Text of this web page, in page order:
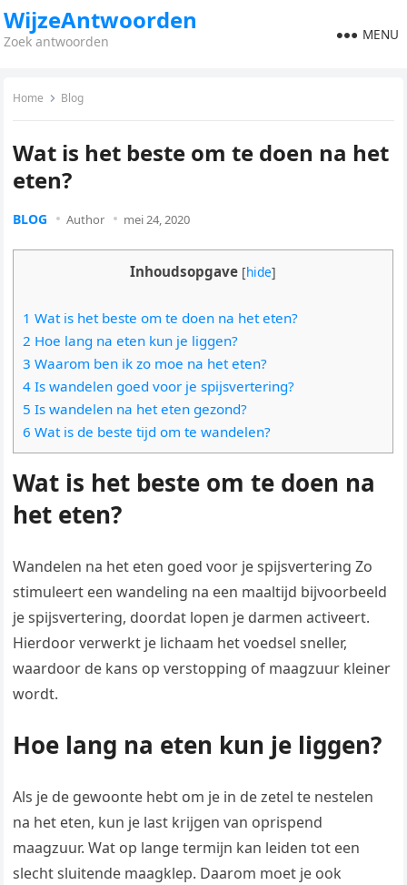
WijzeAntwoorden
Zoek antwoorden MENU
Home Blog
Wat is het beste om te doen na het
eten?
BLOG Author mei 24, 2020
Inhoudsopgave [hide]
1 Wat is het beste om te doen na het eten?
2 Hoe lang na eten kun je liggen?
3 Waarom ben ik zo moe na het eten?
4 Is wandelen goed voor je spijsvertering?
5 Is wandelen na het eten gezond?
6 Wat is de beste tijd om te wandelen?
Wat is het beste om te doen na
het eten?
Wandelen na het eten goed voor je spijsvertering Zo
stimuleert een wandeling na een maaltijd bijvoorbeeld
je spijsvertering, doordat lopen je darmen activeert.
Hierdoor verwerkt je lichaam het voedsel sneller,
waardoor de kans op verstopping of maagzuur kleiner
wordt.
Hoe lang na eten kun je liggen?
Als je de gewoonte hebt om je in de zetel te nestelen
na het eten, kun je last krijgen van oprispend
maagzuur. Wat op lange termijn kan leiden tot een
slecht sluitende maagklep. Daarom moet je ook